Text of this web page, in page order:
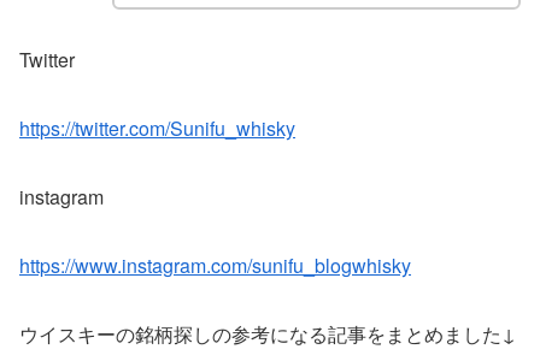
Twitter
https://twitter.com/Sunifu_whisky
instagram
https://www.instagram.com/sunifu_blogwhisky
ウイスキーの銘柄探しの参考になる記事をまとめました↓